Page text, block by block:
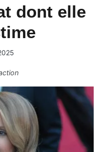
dont elle